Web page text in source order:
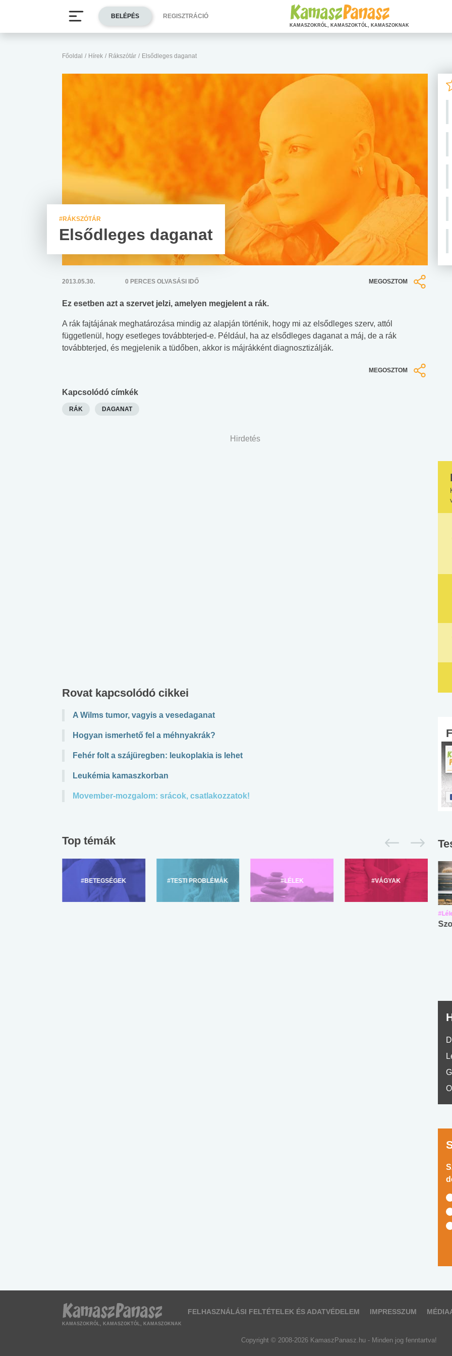
Főoldal / Hírek / Rákszótár / Elsődleges daganat
#RÁKSZÓTÁR
Elsődleges daganat
2013.05.30. 0 PERCES OLVASÁSI IDŐ MEGOSZTOM
Ez esetben azt a szervet jelzi, amelyen megjelent a rák.
A rák fajtájának meghatározása mindig az alapján történik, hogy mi az elsődleges szerv, attól
függetlenül, hogy esetleges továbbterjed-e. Például, ha az elsődleges daganat a máj, de a rák
továbbterjed, és megjelenik a tüdőben, akkor is májrákként diagnosztizálják.
MEGOSZTOM
Kapcsolódó címkék
RÁK DAGANAT
Hirdetés
Rovat kapcsolódó cikkei
A Wilms tumor, vagyis a vesedaganat
Hogyan ismerhető fel a méhnyakrák?
Fehér folt a szájüregben: leukoplakia is lehet
Leukémia kamaszkorban
Movember-mozgalom: srácok, csatlakozzatok!
Top témák
#BETEGSÉGEK #TESTI PROBLÉMÁK #LÉLEK #VÁGYAK
BELÉPÉS REGISZTRÁCIÓ
KAMASZOKRÓL, KAMASZOKTÓL, KAMASZOKNAK
KAMASZOKRÓL, KAMASZOKTÓL, KAMASZOKNAK
FELHASZNÁLÁSI FELTÉTELEK ÉS ADATVÉDELEM IMPRESSZUM
Copyright © 2008-2026 KamaszPanasz.hu - Minden jog fenntartva!